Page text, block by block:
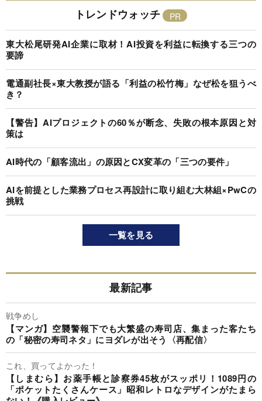
トレンドウォッチ
東大松尾研発AI企業に取材！AI投資を利益に転換する三つの
要諦
電通副社長×東大教授が語る「利益の松竹梅」なぜ松を狙うべ
き？
【警告】AIプロジェクトの60％が断念、失敗の根本原因と対
策は
AI時代の「顧客流出」の原因とCX変革の「三つの要件」
AIを前提とした業務プロセス再設計に取り組む大林組×PwCの
挑戦
一覧を見る
最新記事
戦争めし
【マンガ】空襲警報下でも大繁盛の寿司店、集まった客たち
の「秘密の寿司ネタ」にヨダレが出そう〈再配信〉
これ、買ってよかった！
【しまむら】お薬手帳と診察券45枚がスッポリ！1089円の
「ポケットたくさんケース」昭和レトロなデザインがたまら